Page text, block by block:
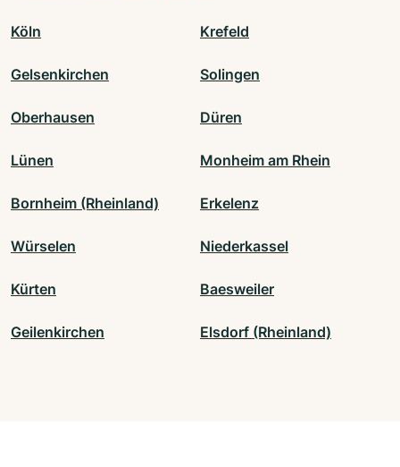
Köln Krefeld
Gelsenkirchen Solingen
Oberhausen Düren
Lünen Monheim am Rhein
Bornheim (Rheinland) Erkelenz
Würselen Niederkassel
Kürten Baesweiler
Geilenkirchen Elsdorf (Rheinland)